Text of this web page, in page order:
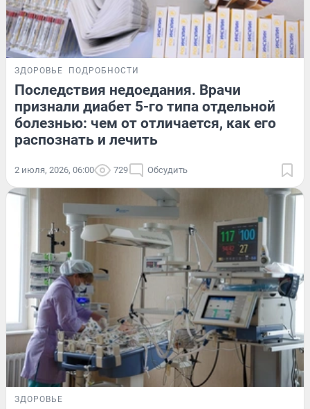
ЗДОРОВЬЕ ПОДРОБНОСТИ
Последствия недоедания. Врачи
признали диабет 5-го типа отдельной
болезнью: чем от отличается, как его
распознать и лечить
2 июля, 2026, 06:00 729 Обсудить
ЗДОРОВЬЕ